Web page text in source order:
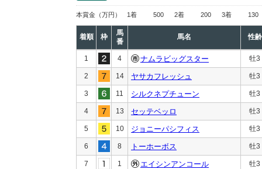
本賞金 （万円） 1着 500 2着 200 3着 130
着順 枠
馬
番
馬名 性齢
1 4 ナムラビッグスター 牡3
2 14 ヤサカフレッシュ 牡3
3 11 シルクネプチューン 牡3
4 13 セッテベッロ 牡3
5 10 ジョニーパシフィス 牡3
6 8 トーホーボス 牡3
7 1 エイシンアンコール 牡3